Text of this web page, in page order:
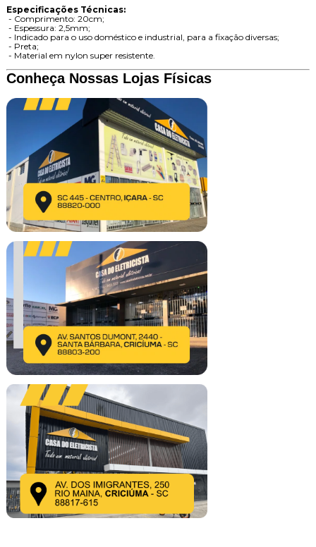
Especificações Técnicas:
- Comprimento: 20cm;
- Espessura: 2,5mm;
- Indicado para o uso doméstico e industrial, para a fixação diversas;
- Preta;
- Material em nylon super resistente.
Conheça Nossas Lojas Físicas